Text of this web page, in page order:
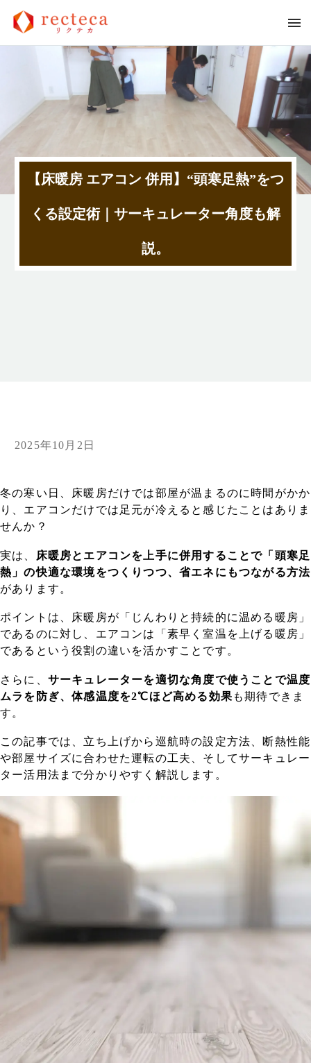
【床暖房 エアコン 併用】“頭寒足熱”をつ
くる設定術｜サーキュレーター角度も解
説。
2025年10月2日
冬の寒い日、床暖房だけでは部屋が温まるのに時間がかか
り、エアコンだけでは足元が冷えると感じたことはありま
せんか？
実は、
床暖房とエアコンを上手に併用することで「頭寒足
熱」の快適な環境をつくりつつ、省エネにもつながる方法
があります。
ポイントは、床暖房が「じんわりと持続的に温める暖房」
であるのに対し、エアコンは「素早く室温を上げる暖房」
であるという役割の違いを活かすことです。
さらに、 サーキュレーターを適切な角度で使うことで温度
ムラを防ぎ、体感温度を2℃ほど高める効果 も期待できま
す。
この記事では、立ち上げから巡航時の設定方法、断熱性能
や部屋サイズに合わせた運転の工夫、そしてサーキュレー
ター活用法まで分かりやすく解説します。